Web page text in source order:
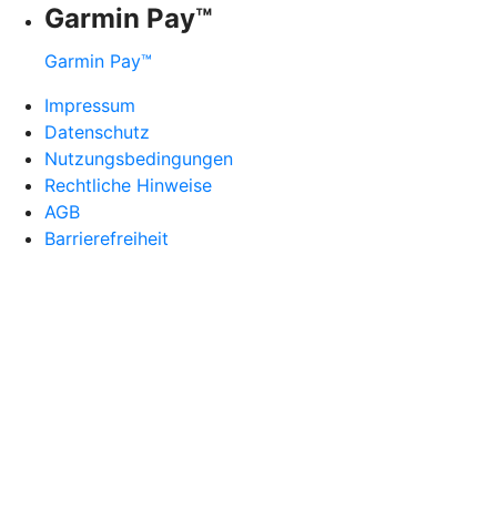
Garmin Pay™
Garmin Pay™
Impressum
Datenschutz
Nutzungsbedingungen
Rechtliche Hinweise
AGB
Barrierefreiheit